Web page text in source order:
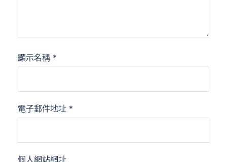
顯示名稱 *
電子郵件地址 *
個人網站網址